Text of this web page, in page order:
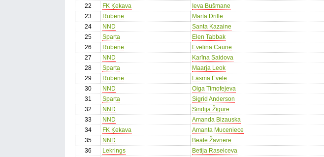
22
FK Ķekava Ieva Bušmane
23
Rubene Marta Drille
24
NND Santa Kazaine
25
Sparta Elen Tabbak
26
Rubene Evelīna Caune
27
NND Karīna Saidova
28
Sparta Maarja Leok
29
Rubene Lāsma Ēvele
30
NND Olga Timofejeva
31
Sparta Sigrid Anderson
32
NND Sindija Žīgure
33
NND Amanda Bizauska
34
FK Ķekava Amanta Muceniece
35
NND Beāte Žavnere
36
Lekrings Betija Raseiceva